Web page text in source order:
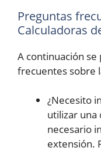
Preguntas
Calculadoras
A continuación
frecuentes sobre
¿Necesito
utilizar una
necesario
extensión.